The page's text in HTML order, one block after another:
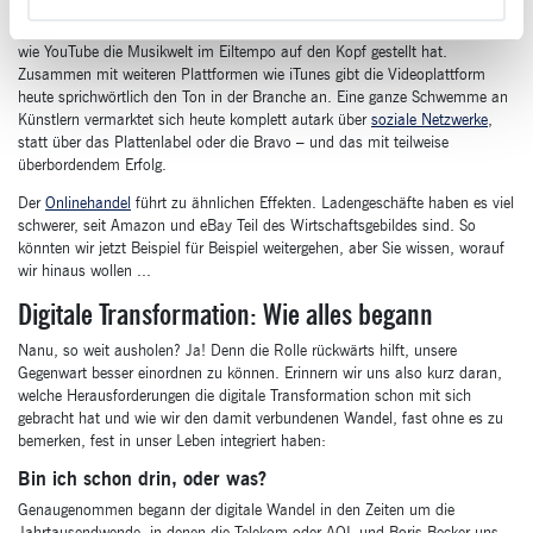
wie YouTube die Musikwelt im Eiltempo auf den Kopf gestellt hat.
Zusammen mit weiteren Plattformen wie iTunes gibt die Videoplattform
heute sprichwörtlich den Ton in der Branche an. Eine ganze Schwemme an
Künstlern vermarktet sich heute komplett autark über soziale Netzwerke,
statt über das Plattenlabel oder die Bravo – und das mit teilweise
überbordendem Erfolg.
Der Onlinehandel führt zu ähnlichen Effekten. Ladengeschäfte haben es viel
schwerer, seit Amazon und eBay Teil des Wirtschaftsgebildes sind. So
könnten wir jetzt Beispiel für Beispiel weitergehen, aber Sie wissen, worauf
wir hinaus wollen ...
Digitale Transformation: Wie alles begann
Nanu, so weit ausholen? Ja! Denn die Rolle rückwärts hilft, unsere
Gegenwart besser einordnen zu können. Erinnern wir uns also kurz daran,
welche Herausforderungen die digitale Transformation schon mit sich
gebracht hat und wie wir den damit verbundenen Wandel, fast ohne es zu
bemerken, fest in unser Leben integriert haben:
Bin ich schon drin, oder was?
Genaugenommen begann der digitale Wandel in den Zeiten um die